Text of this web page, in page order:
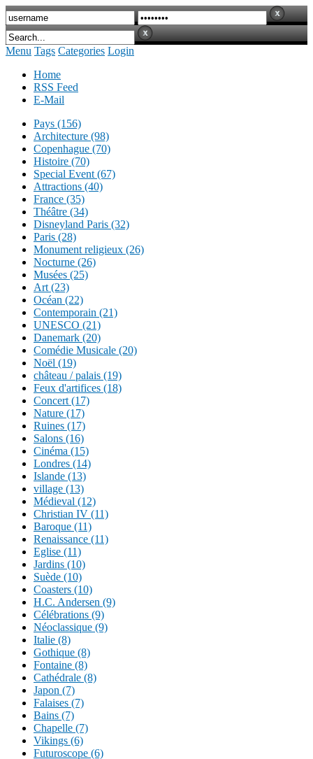
Menu Tags Categories Login
Home
RSS Feed
E-Mail
Pays (156)
Architecture (98)
Copenhague (70)
Histoire (70)
Special Event (67)
Attractions (40)
France (35)
Théâtre (34)
Disneyland Paris (32)
Paris (28)
Monument religieux (26)
Nocturne (26)
Musées (25)
Art (23)
Océan (22)
Contemporain (21)
UNESCO (21)
Danemark (20)
Comédie Musicale (20)
Noël (19)
château / palais (19)
Feux d'artifices (18)
Concert (17)
Nature (17)
Ruines (17)
Salons (16)
Cinéma (15)
Londres (14)
Islande (13)
village (13)
Médieval (12)
Christian IV (11)
Baroque (11)
Renaissance (11)
Eglise (11)
Jardins (10)
Suède (10)
Coasters (10)
H.C. Andersen (9)
Célébrations (9)
Néoclassique (9)
Italie (8)
Gothique (8)
Fontaine (8)
Cathédrale (8)
Japon (7)
Falaises (7)
Bains (7)
Chapelle (7)
Vikings (6)
Futuroscope (6)